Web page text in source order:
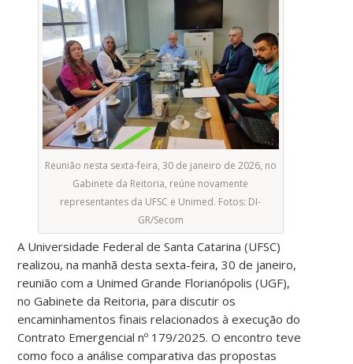
Reunião nesta sexta-feira, 30 de janeiro de 2026, no
Gabinete da Reitoria, reúne novamente
representantes da UFSC e Unimed. Fotos: DI-
GR/Secom
A Universidade Federal de Santa Catarina (UFSC)
realizou, na manhã desta sexta-feira, 30 de janeiro,
reunião com a Unimed Grande Florianópolis (UGF),
no Gabinete da Reitoria, para discutir os
encaminhamentos finais relacionados à execução do
Contrato Emergencial nº 179/2025. O encontro teve
como foco a análise comparativa das propostas